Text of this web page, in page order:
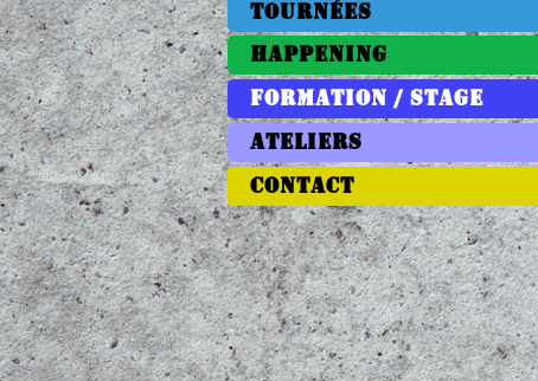
TOURNÉES
HAPPENING
FORMATION / STAGE
ATELIERS
CONTACT